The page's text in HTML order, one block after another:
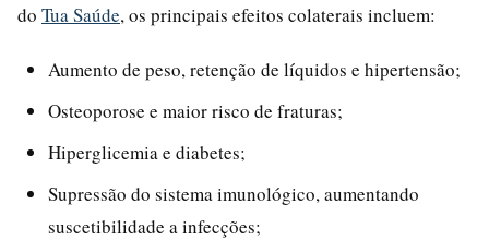
do Tua Saúde, os principais efeitos colaterais incluem:
Aumento de peso, retenção de líquidos e hipertensão;
Osteoporose e maior risco de fraturas;
Hiperglicemia e diabetes;
Supressão do sistema imunológico, aumentando
suscetibilidade a infecções;